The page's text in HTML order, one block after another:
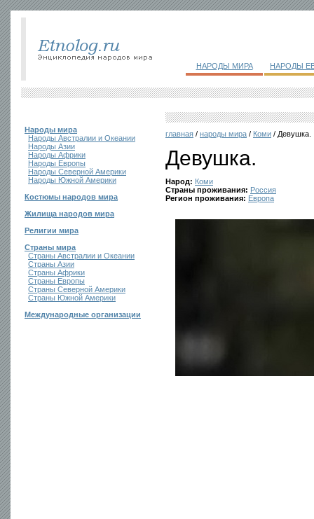
НАРОДЫ МИРА НАРОДЫ
Народы мира
Народы Австралии и Океании
Народы Азии
Народы Африки
Народы Европы
Народы Северной Америки
Народы Южной Америки
Костюмы народов мира
Жилища народов мира
Религии мира
Страны мира
Страны Австралии и Океании
Страны Азии
Страны Африки
Страны Европы
Страны Северной Америки
Страны Южной Америки
Международные организации
главная / народы мира / Коми / Девушка.
Девушка.
Народ: Коми
Страны проживания: Россия
Регион проживания: Европа